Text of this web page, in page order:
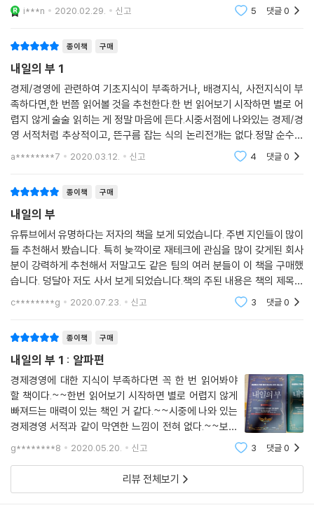
11장 공황은 위기가 아니라 부자 될 기회다
12장 -3%가 뜨면 왜 반드시 팔아야 하는가?
극도로 적은 확률이지만 그 날이 온다면 한 번에 파산한다 | 인공지능 트레
이더 시대, 공포는 더욱 강화된다 | 파생상품 시장이 커졌다
13장 반드시 외워야 할 ‘공황 매뉴얼’
14장 어닝 서프라이즈 주식 투자법
어닝 서프라이즈 주식 매수·매도 매뉴얼
15장 주식은 시가에 사는가? 종가에 사는가?
17장 시가총액 1등 이외의 주식은 어닝일 이전에 모두 매도
18장 음성혁명의 파괴적인 미래
19장 세상을 바꿀 클라우드가 온다
20장 클라우드, 어떻게 세상을 바꾸어 가는가?
21장 자율주행차의 시대가 온다
2부 미중전쟁의 미래_위기는 무엇이고, 기회는 무엇인가?
22장 미중 전쟁, 그 전쟁의 서막이 열리기 전
23장 중국은 미국의 무엇을 건드렸나?
24장 미국은 왜 지적재산권 보호에 목숨을 거나?
25장 현대전은 소프트파워 전쟁
왜 소프트파워가 대세인가?
26장 미중 전쟁의 전장 5곳
중국은 왜 부채가 증가할 수밖에 없는가? | 중국 내 버블 붕괴는 어떤 결과
를 가져오는가?
28장 미중 무역전쟁 연착륙 시나리오 1_미중 무역전쟁과 30년에 한 번 오
가 많을 곳은 서울이라는 얘기고, 그래서 서울이 계속 오를가능성이 제일
높다는 것입니다.
i***n 2020.02.29. 신고 5 댓글0
종이책 구매
내일의 부 1
경제/경영에 관련하여 기초지식이 부족하거나, 배경지식, 사전지식이 부
족하다면,한 번쯤 읽어볼 것을 추천한다.한 번 읽어보기 시작하면 별로 어
렵지 않게 술술 읽히는 게 정말 마음에 든다.시중서점에 나와있는 경제/경
영 서적처럼 추상적이고, 뜬구름 잡는 식의 논리전개는 없다.정말 순수하
게, 우리 주변에 있는 법한-우리가 한 번쯤 뉴스나 인터넷, 또는 핸드폰으
a********7 2020.03.12. 신고 4 댓글0
종이책 구매
내일의 부
유튜브에서 유명하다는 저자의 책을 보게 되었습니다. 주변 지인들이 많이
들 추천해서 봤습니다. 특히 늦깍이로 재테크에 관심을 많이 갖게된 회사
분이 강력하게 추천해서 저말고도 같은 팀의 여러 분들이 이 책을 구매했
습니다. 덩달아 저도 사서 보게 되었습니다.책의 주된 내용은 책의 제목과
같이 "내일의 부"는 어디에 있을 것인지를 탐구하는 것입니다. 지금까지 자
산 시장의 현황
c********g 2020.07.23. 신고 3 댓글0
종이책 구매
내일의 부 1 : 알파편
경제경영에 대한 지식이 부족하다면 꼭 한 번 읽어봐야
할 책이다.~~한번 읽어보기 시작하면 별로 어렵지 않게
빠져드는 매력이 있는 책인 거 같다.~~시중에 나와 있는
경제경영 서적과 같이 막연한 느낌이 전혀 없다.~~보통
경제경영책들은 이론적인 느낌이 참 강하다.~~ 이 책은
아니다.~~우리 주변에 뉴스나 인터넷으로 검색해서 느
낀 이야기를 통해 실제 사례들을 접근해서 잘 이해
g********8 2020.05.20. 신고 3 댓글0
리뷰 전체보기